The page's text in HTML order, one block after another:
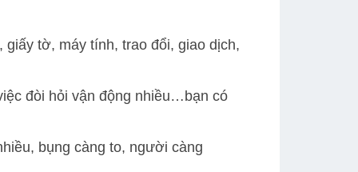
tờ, máy tính, trao đổi, giao dịch,
đòi hỏi vận động nhiều…bạn có
bụng càng to, người càng